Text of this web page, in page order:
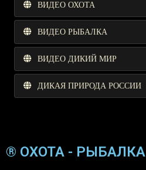
ВИДЕО ОХОТА
ВИДЕО РЫБАЛКА
ВИДЕО ДИКИЙ МИР
ДИКАЯ ПРИРОДА РОССИИ
® ОХОТА - РЫБАЛКА